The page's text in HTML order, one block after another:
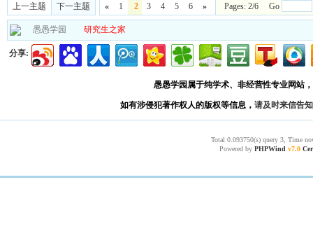
上一主题 下一主题 « 1 2 3 4 5 6 » Pages: 2/6 Go
愚愚学园 研究生之家
分享:
愚愚学园属于纯学术、非经营性专业网站
如有涉侵犯著作权人的版权等信息， 请及时来信告知
Total 0.093750(s) query 3, Time
Powered by PHPWind v7.0